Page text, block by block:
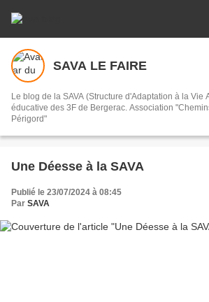
SAVA LE FAIRE
Le blog de la SAVA (Structure d'Adaptation à la Vie
éducative des 3F de Bergerac. Association
Périgord"
Une Déesse à la SAVA
Publié le 23/07/2024 à 08:45
Par SAVA